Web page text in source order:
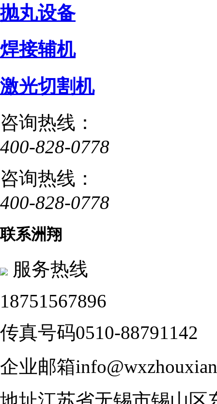
抛丸设备
焊接辅机
激光切割机
咨询热线：
400-828-0778
咨询热线：
400-828-0778
联系洲翔
服务热线
18751567896
传真号码0510-88791142
企业邮箱